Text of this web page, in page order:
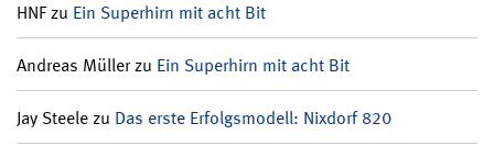
HNFzu Ein Superhirn mit acht Bit
Andreas Müllerzu Ein Superhirn mit acht Bit
Jay Steelezu Das erste Erfolgsmodell: Nixdorf 820